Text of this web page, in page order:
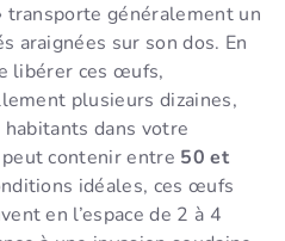
transporte généralement un
araignées sur son dos. En
libérer ces œufs,
plusieurs dizaines,
dans votre
contenir entre 50 et
idéales, ces œufs
en l’espace de 2 à 4